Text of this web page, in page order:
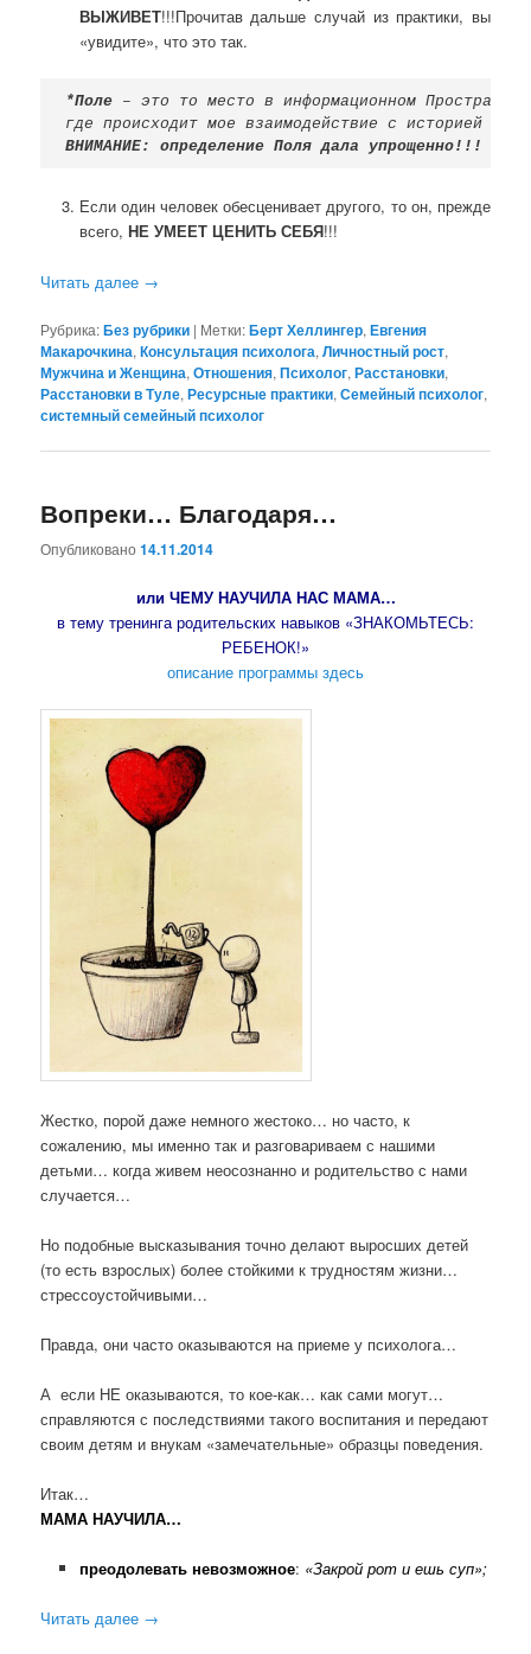
ВЫЖИВЕТ!!!Прочитав дальше случай из практики, вы
«увидите», что это так.
*Поле – это то место в информационном
ВНИМАНИЕ: определение Поля дала упрощенно!!!
Если один человек обесценивает другого, то он, прежде
всего, НЕ УМЕЕТ ЦЕНИТЬ СЕБЯ!!!
Читать далее →
Рубрика:Без рубрики | Метки:Берт Хеллингер,Евгения
Макарочкина,Консультация психолога,Личностный рост,
Мужчина и Женщина,Отношения,Психолог,Расстановки,
Расстановки в Туле,Ресурсные практики,Семейный психолог,
системный семейный психолог
Вопреки… Благодаря…
Опубликовано14.11.2014
или ЧЕМУ НАУЧИЛА НАС МАМА…
в тему тренинга родительских навыков «ЗНАКОМЬТЕСЬ:
РЕБЕНОК!»
описание программы здесь
Жестко, порой даже немного жестоко… но часто, к
сожалению, мы именно так и разговариваем с нашими
детьми… когда живем неосознанно и родительство с нами
случается…
Но подобные высказывания точно делают выросших детей
(то есть взрослых) более стойкими к трудностям жизни…
стрессоустойчивыми…
Правда, они часто оказываются на приеме у психолога…
А если НЕ оказываются, то кое-как… как сами могут…
справляются с последствиями такого воспитания и передают
своим детям и внукам «замечательные» образцы поведения.
Итак…
МАМА НАУЧИЛА…
преодолевать невозможное: «Закрой рот и ешь суп»;
Читать далее →